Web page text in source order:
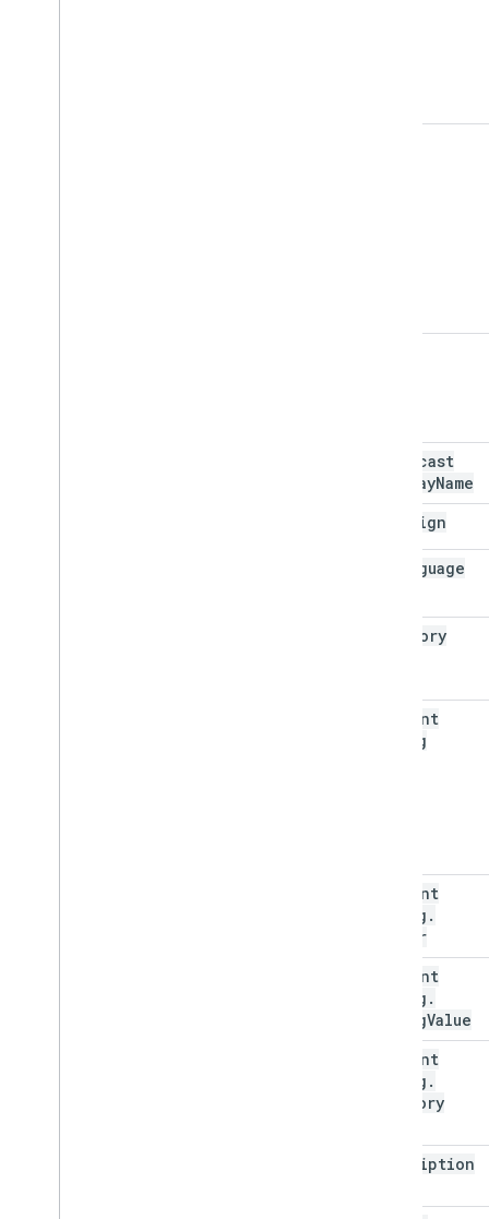
broadcast
DisplayName
Sign
Language
category
content
Rating
content
Rating .
author
content
Rating .
ratingValue
content
Rating .
advisory
description